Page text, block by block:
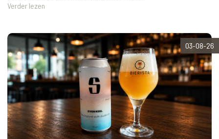
Verder lezen
03-08-26